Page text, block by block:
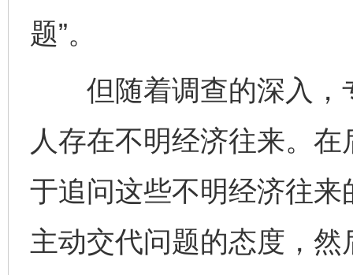
题”。
但随着调查的深入，
人存在不明经济往来。
于追问这些不明经济往
主动交代问题的态度，